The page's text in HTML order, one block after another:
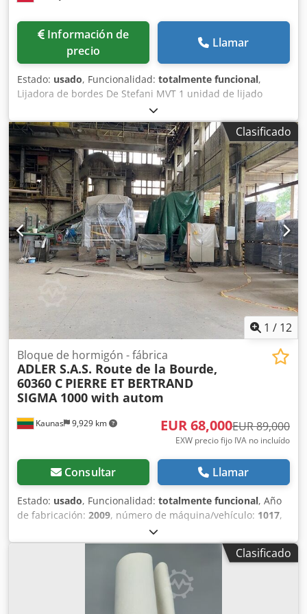
Información de
precio
Llamar
Estado: usado, Funcionalidad: totalmente funcional,
Lijadora de bordes De Stefani MVT 1 unidad de lijado
Altura máxima de la pieza: 100 mm Motor de la unidad de
lijado: 2,5 kW Unidad de lijado con sistema de autoafilado
Ajuste manual de la unidad de lijado Ajuste manual del
ángulo de la unidad Unidad de lijado con oscilación
Velocidad de avance regulable mediante variador Motor de
avance de 0,74 kW Credsznu D Rjpfx Ak Aof
Clasificado
1 / 12
Kaunas 9,929 km
Bloque de hormigón - fábrica
ADLER S.A.S. Route de la Bourde,
60360 C PIERRE ET BERTRAND
SIGMA 1000 with autom
EUR 68,000EUR 89,000
EXW precio fijo IVA no incluído
Consultar Llamar
Estado: usado, Funcionalidad: totalmente funcional, Año
de fabricación: 2009, número de máquina/vehículo: 1017,
Línea de producción usada para bloques de hormigón (y
arcilla expandida). La línea se utilizaba para producir
bloques de hormigón utilizando arcilla expandida. Desde
2023-08, la línea ya no está en funcionamiento, se ha
conservado. Línea de bloques en orden: - 2 pcs. silos
pequeños (con vibro, con aletas neumáticas). -
Clasificado